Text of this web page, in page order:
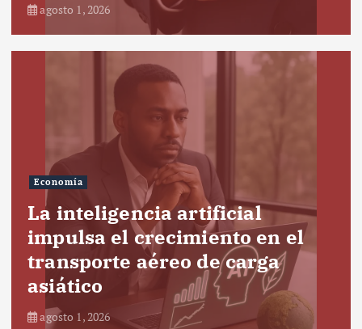
agosto 1, 2026
Economía
La inteligencia artificial
impulsa el crecimiento en el
transporte aéreo de carga
asiático
agosto 1, 2026